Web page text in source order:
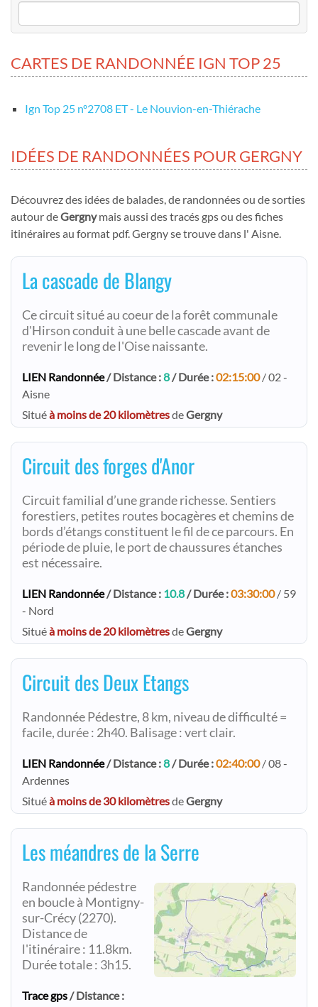
CARTES DE RANDONNÉE IGN TOP 25
Ign Top 25 nº2708 ET - Le Nouvion-en-Thiérache
IDÉES DE RANDONNÉES POUR GERGNY
Découvrez des idées de balades, de randonnées ou de sorties
autour deGergnymais aussi des tracés gps ou des fiches
itinéraires au format pdf. Gergny se trouve dans l' Aisne.
La cascade de Blangy
Ce circuit situé au coeur de la forêt communale
d'Hirson conduit à une belle cascade avant de
revenir le long de l'Oise naissante.
LIEN Randonnée/ Distance :8/ Durée :02:15:00/ 02 -
Aisne
Situéà moins de 20 kilomètresdeGergny
Circuit des forges d'Anor
Circuit familial d’une grande richesse. Sentiers
forestiers, petites routes bocagères et chemins de
bords d’étangs constituent le fil de ce parcours. En
période de pluie, le port de chaussures étanches
est nécessaire.
LIEN Randonnée/ Distance : 10.8/ Durée :03:30:00/ 59
- Nord
Situéà moins de 20 kilomètresdeGergny
Circuit des Deux Etangs
Randonnée Pédestre, 8 km, niveau de difficulté =
facile, durée : 2h40. Balisage : vert clair.
LIEN Randonnée/ Distance :8/ Durée :02:40:00/ 08 -
Ardennes
Situéà moins de 30 kilomètresdeGergny
Les méandres de la Serre
Randonnée pédestre
en boucle à Montigny-
sur-Crécy (2270).
Distance de
l'itinéraire : 11.8km.
Durée totale : 3h15.
Trace gps/ Distance :